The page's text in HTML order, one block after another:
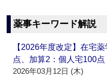
薬事キーワード解説
【2026年度改定】在宅
点、加算2：個人宅100
2026年03月12日 (木)